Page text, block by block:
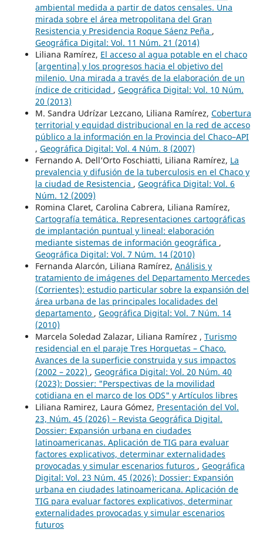
ambiental medida a partir de datos censales. Una
mirada sobre el área metropolitana del Gran
Resistencia y Presidencia Roque Sáenz Peña ,
Geográfica Digital: Vol. 11 Núm. 21 (2014)
Liliana Ramírez, El acceso al agua potable en el chaco
[argentina] y los progresos hacia el objetivo del
milenio. Una mirada a través de la elaboración de un
índice de criticidad , Geográfica Digital: Vol. 10 Núm.
20 (2013)
M. Sandra Udrízar Lezcano, Liliana Ramírez, Cobertura
territorial y equidad distribucional en la red de acceso
público a la información en la Provincia del Chaco–API
, Geográfica Digital: Vol. 4 Núm. 8 (2007)
Fernando A. Dell’Orto Foschiatti, Liliana Ramírez, La
prevalencia y difusión de la tuberculosis en el Chaco y
la ciudad de Resistencia , Geográfica Digital: Vol. 6
Núm. 12 (2009)
Romina Claret, Carolina Cabrera, Liliana Ramírez,
Cartografía temática. Representaciones cartográficas
de implantación puntual y lineal: elaboración
mediante sistemas de información geográfica ,
Geográfica Digital: Vol. 7 Núm. 14 (2010)
Fernanda Alarcón, Liliana Ramírez, Análisis y
tratamiento de imágenes del Departamento Mercedes
(Corrientes): estudio particular sobre la expansión del
área urbana de las principales localidades del
departamento , Geográfica Digital: Vol. 7 Núm. 14
(2010)
Marcela Soledad Zalazar, Liliana Ramírez , Turismo
residencial en el paraje Tres Horquetas – Chaco.
Avances de la superficie construida y sus impactos
(2002 – 2022) , Geográfica Digital: Vol. 20 Núm. 40
(2023): Dossier: "Perspectivas de la movilidad
cotidiana en el marco de los ODS" y Artículos libres
Liliana Ramirez, Laura Gómez, Presentación del Vol.
23, Núm. 45 (2026) – Revista Geográfica Digital.
Dossier: Expansión urbana en ciudades
latinoamericanas. Aplicación de TIG para evaluar
factores explicativos, determinar externalidades
provocadas y simular escenarios futuros , Geográfica
Digital: Vol. 23 Núm. 45 (2026): Dossier: Expansión
urbana en ciudades latinoamericana. Aplicación de
TIG para evaluar factores explicativos, determinar
externalidades provocadas y simular escenarios
futuros